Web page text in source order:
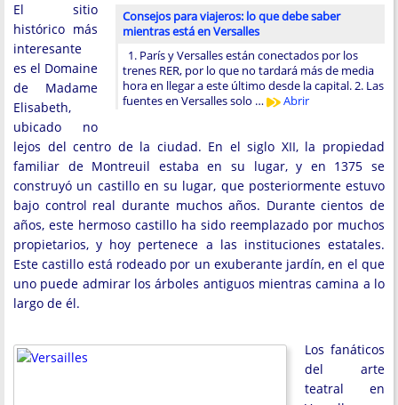
Consejos para viajeros: lo que debe saber
mientras está en Versalles
1. París y Versalles están conectados por los
trenes RER, por lo que no tardará más de media
hora en llegar a este último desde la capital. 2. Las
fuentes en Versalles solo …
Abrir
El sitio
histórico más
interesante
es el Domaine
de Madame
Elisabeth,
ubicado no
lejos del centro de la ciudad. En el siglo XII, la propiedad
familiar de Montreuil estaba en su lugar, y en 1375 se
construyó un castillo en su lugar, que posteriormente estuvo
bajo control real durante muchos años. Durante cientos de
años, este hermoso castillo ha sido reemplazado por muchos
propietarios, y hoy pertenece a las instituciones estatales.
Este castillo está rodeado por un exuberante jardín, en el que
uno puede admirar los árboles antiguos mientras camina a lo
largo de él.
Los fanáticos
del arte
teatral en